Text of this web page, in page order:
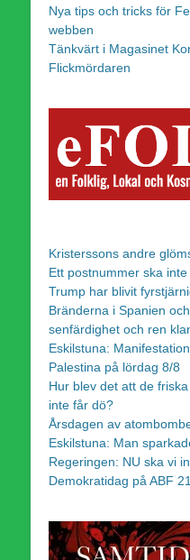
Nya tips och tricks för
webben
Tänkvärt i Magasinet
Flickmördaren
Kristerssons andre
Ett postnummer ska
Trump har blivit
Bränderna i Spanien
senfärdighet och ren
Eskilstuna:
Palestina på lördag 8/8
Hur blev det att de
inte får dö?
Årsdagen av
Eskilstuna: Man
Regeringen: NU ska vi
Demokratidag på ABF